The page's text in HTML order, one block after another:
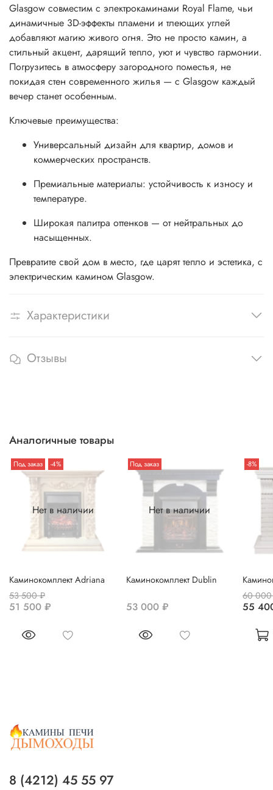
Glasgow совместим с электрокаминами Royal Flame, чьи
динамичные 3D-эффекты пламени и тлеющих углей
добавляют магию живого огня. Это не просто камин, а
стильный акцент, дарящий тепло, уют и чувство гармонии.
Погрузитесь в атмосферу загородного поместья, не
покидая стен современного жилья — с Glasgow каждый
вечер станет особенным.
Ключевые преимущества:
Универсальный дизайн для квартир, домов и
коммерческих пространств.
Премиальные материалы: устойчивость к износу и
температуре.
Широкая палитра оттенков — от нейтральных до
насыщенных.
Превратите свой дом в место, где царят тепло и эстетика, с
электрическим камином Glasgow.
Характеристики
Отзывы
Аналогичные товары
Нет в наличии
Под заказ -4%
Каминокомплект Adriana
53 500 ₽
51 500 ₽
Нет в наличии
Под заказ
Каминокомплект Dublin
53 000 ₽
-8%
60
55
8 (4212) 45 55 97